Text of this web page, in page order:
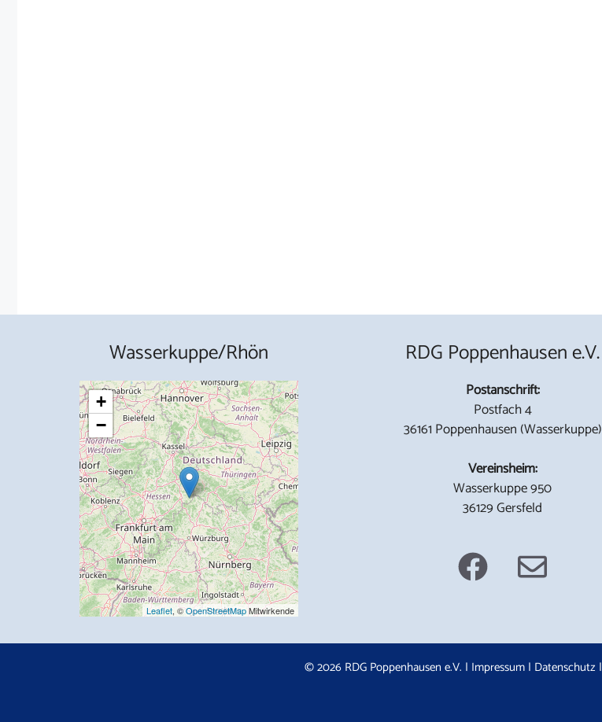
Wasserkuppe/Rhön
+
−
Leaflet, ©OpenStreetMapMitwirkende
RDG Poppenhausen e.V.
Postanschrift:
Postfach 4
36161 Poppenhausen (Wasserkuppe)
Vereinsheim:
Wasserkuppe 950
36129 Gersfeld
© 2026 RDG Poppenhausen e.V. | Impressum| Datenschutz |